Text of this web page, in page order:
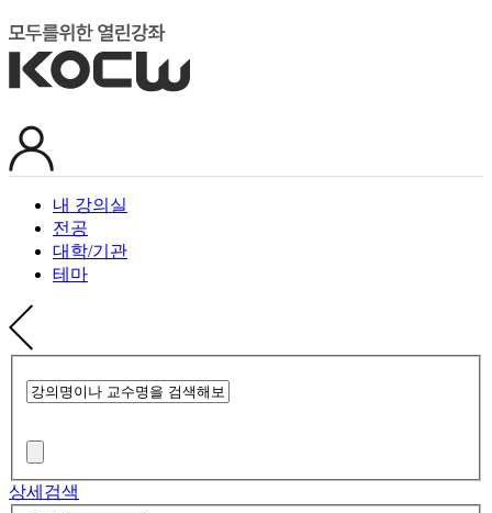
내 강의실
전공
대학/기관
테마
상세검색